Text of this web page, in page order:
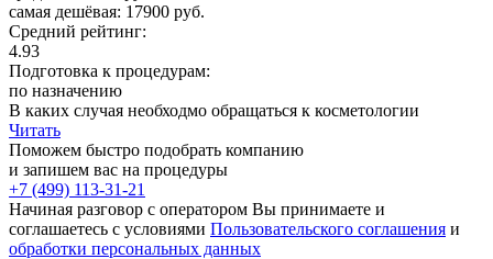
самая дешёвая: 17900 руб.
Средний рейтинг:
4.93
Подготовка к процедурам:
по назначению
В каких случая необходмо обращаться к косметологии
Читать
Поможем быстро подобрать компанию
и запишем вас на процедуры
+7 (499) 113-31-21
Начиная разговор с оператором Вы принимаете и
соглашаетесь с условиями Пользовательского соглашения и
обработки персональных данных